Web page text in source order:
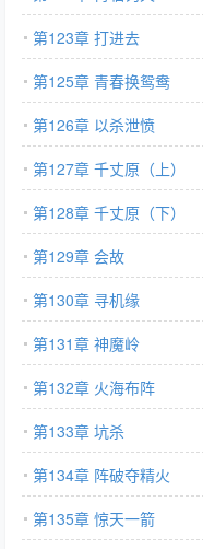
第123章 打进去
第125章 青春换鸳鸯
第126章 以杀泄愤
第127章 千丈原（上）
第128章 千丈原（下）
第129章 会故
第130章 寻机缘
第131章 神魔岭
第132章 火海布阵
第133章 坑杀
第134章 阵破夺精火
第135章 惊天一箭